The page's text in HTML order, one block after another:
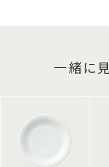
一緒に